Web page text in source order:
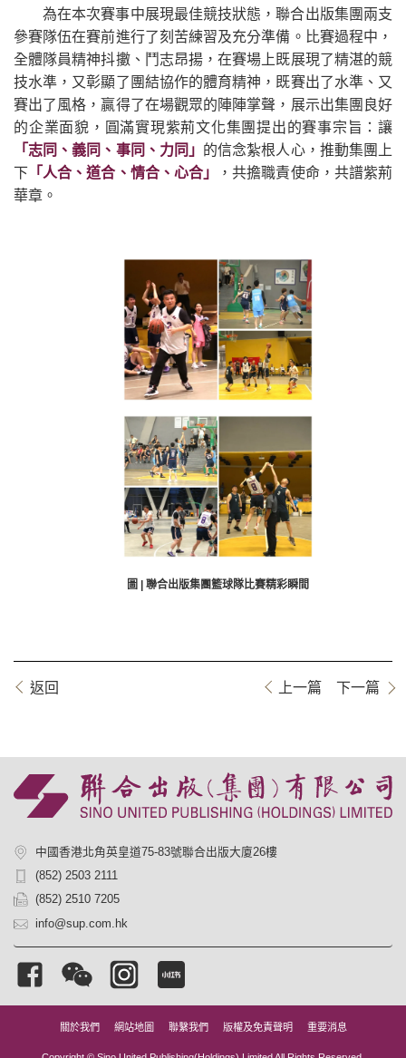
為在本次賽事中展現最佳競技狀態，聯合出版集團兩支
參賽隊伍在賽前進行了刻苦練習及充分準備。比賽過程中，
全體隊員精神抖擻、鬥志昂揚，在賽場上既展現了精湛的競
技水準，又彰顯了團結協作的體育精神，既賽出了水準、又
賽出了風格，贏得了在場觀眾的陣陣掌聲，展示出集團良好
的企業面貌，圓滿實現紫荊文化集團提出的賽事宗旨：讓
「志同、義同、事同、力同」 的信念紮根人心，推動集團上
下 「人合、道合、情合、心合」
，共擔職責使命，共譜紫荊
華章。
圖 | 聯合出版集團籃球隊比賽精彩瞬間
返回 上一篇 下一篇
中國香港北角英皇道75-83號聯合出版大廈26樓
(852) 2503 2111
(852) 2510 7205
info@sup.com.hk
關於我們 網站地圖 聯繫我們 版權及免責聲明 重要消息